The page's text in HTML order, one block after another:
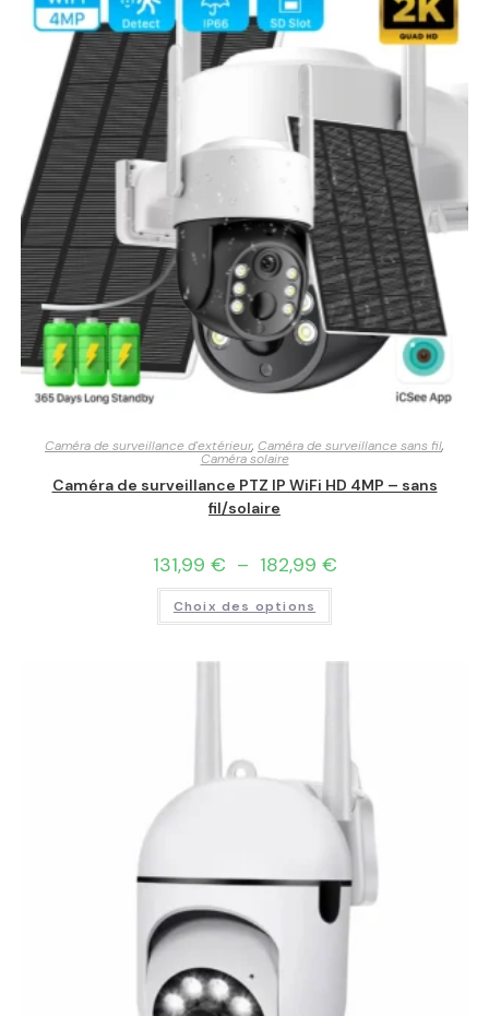
Caméra de surveillance d'extérieur, Caméra de surveillance sans fil,
Caméra solaire
Caméra de surveillance PTZ IP WiFi HD 4MP – sans
fil/solaire
131,99 € – 182,99 €
Choix des options